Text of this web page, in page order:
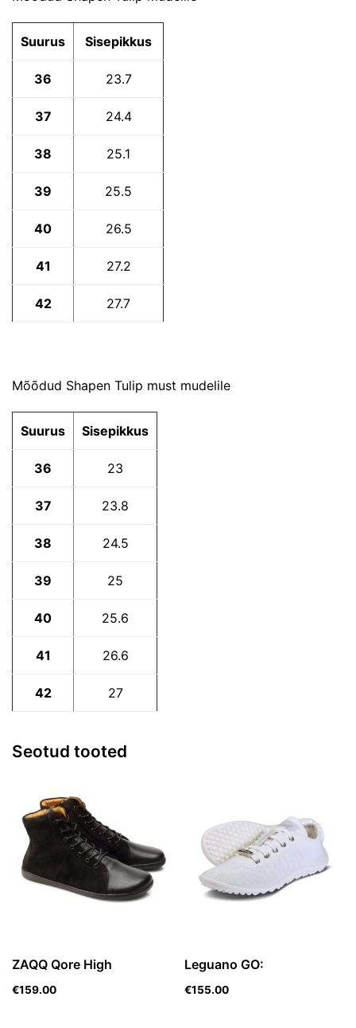
Suurus Sisepikkus
36 23.7
37 24.4
38 25.1
39 25.5
40 26.5
41 27.2
42 27.7
Mõõdud Shapen Tulip must mudelile
Suurus Sisepikkus
36 23
37 23.8
38 24.5
39 25
40 25.6
41 26.6
42 27
Seotud tooted
ZAQQ Qore High
€159.00
Leguano GO:
€155.00